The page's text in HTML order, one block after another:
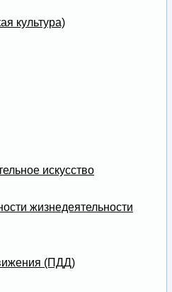
культура)
искусство
жизнедеятельности
(ПДД)